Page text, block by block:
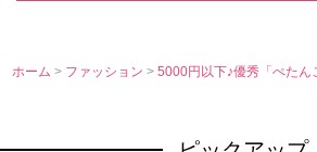
ホーム > ファッション>5000円以下♪優秀「ぺた